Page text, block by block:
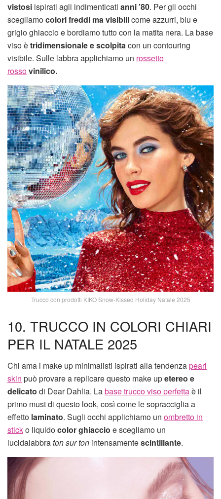
vistosi ispirati agli indimenticati anni ’80. Per gli occhi
scegliamocolori freddi ma visibilicome azzurri, blu e
grigio ghiaccio e bordiamo tutto con la matita nera. La base
viso ètridimensionale e scolpitacon un contouring
visibile. Sulle labbra applichiamo un rossetto
rossovinilico.
Trucco con prodotti KIKO Snow-Kissed Holiday Natale 2025
10. TRUCCO IN COLORI CHIARI
PER IL NATALE 2025
Chi ama i make up minimalisti ispirati alla tendenzapearl
skin può provare a replicare questo make upetereo e
delicato di Dear Dahlia. Labase trucco viso perfettaè il
primo must di questo look, così come le sopracciglia a
effetto laminato. Sugli occhi applichiamo un ombretto in
sticko liquidocolor ghiaccio e scegliamo un
lucidalabbraton sur ton intensamentescintillante.